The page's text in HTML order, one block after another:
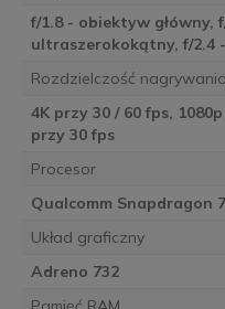
f/1.8 - obiektyw główny,
ultraszerokokątny, f/2.4
Rozdzielczość
4K przy 30 / 60 fps,
przy 30 fps
Procesor
Qualcomm Snapdragon
Układ graficzny
Adreno 732